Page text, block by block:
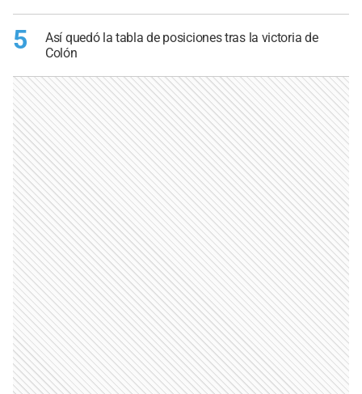
5
Así quedó la tabla de posiciones tras la victoria de
Colón